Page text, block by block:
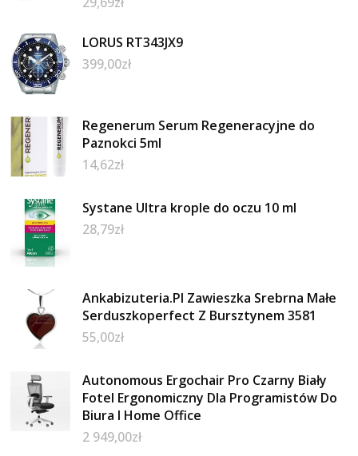
LORUS RT343JX9
399,00zł
Regenerum Serum Regeneracyjne do
Paznokci 5ml
14,62zł
Systane Ultra krople do oczu 10 ml
28,79zł
Ankabizuteria.Pl Zawieszka Srebrna Małe
Serduszkoperfect Z Bursztynem 3581
55,00zł
Autonomous Ergochair Pro Czarny Biały
Fotel Ergonomiczny Dla Programistów Do
Biura I Home Office
2 949,00zł